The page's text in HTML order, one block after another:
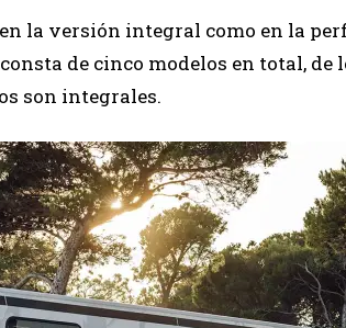
la versión integral como en la
de cinco modelos en total, de
son integrales.